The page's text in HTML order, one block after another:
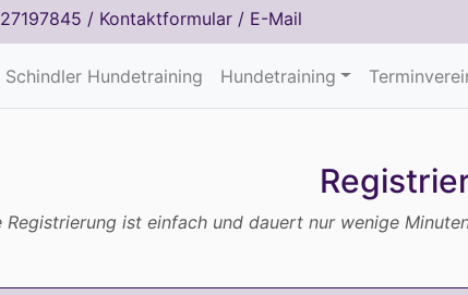
/ Kontaktformular / E-Mail
Schindler Hundetraining Hundetraining
Registrierung ist einfach und dauert nur wenige